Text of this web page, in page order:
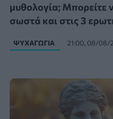
μυθολογία; Μπορείτε
σωστά και στις 3
ΨΥΧΑΓΩΓΊΑ 21:00, 08/08/